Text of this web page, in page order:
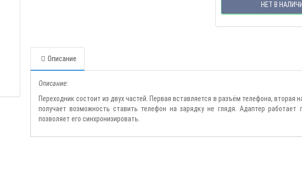
НЕТ В
Описание
Описание:
Переходник состоит из двух частей. Первая вставляется в разъём телефона, вторая
получает возможность ставить телефон на зарядку не глядя. Адаптер
позволяет его синхронизировать.